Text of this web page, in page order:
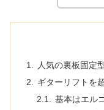
人気の裏板固定
ギターリフトを
基本はエル